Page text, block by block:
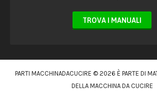
TROVA I MANUALI
PARTI MACCHINADACUCIRE © 2026 È PARTE DI
DELLA MACCHINA DA CUCIRE